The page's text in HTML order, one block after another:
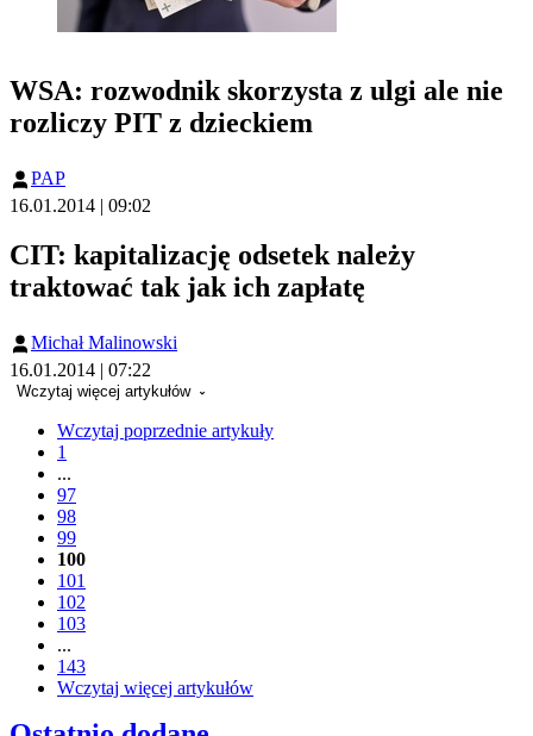
WSA: rozwodnik skorzysta z ulgi ale nie
rozliczy PIT z dzieckiem
PAP
16.01.2014 | 09:02
CIT: kapitalizację odsetek należy
traktować tak jak ich zapłatę
Michał Malinowski
16.01.2014 | 07:22
Wczytaj więcej artykułów
Wczytaj poprzednie artykuły
1
...
97
98
99
100
101
102
103
...
143
Wczytaj więcej artykułów